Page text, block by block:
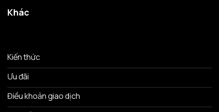
Khác
Kiến thức
Ưu đãi
Điều khoản giao dịch